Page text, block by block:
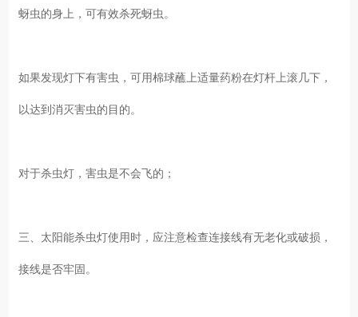
蚜虫的身上，可有效杀死蚜虫。
如果发现灯下有害虫，可用棉球蘸上适量药粉在灯杆上滚几下，
以达到消灭害虫的目的。
对于杀虫灯，害虫是不会飞的；
三、太阳能杀虫灯使用时，应注意检查连接线有无老化或破损，
接线是否牢固。